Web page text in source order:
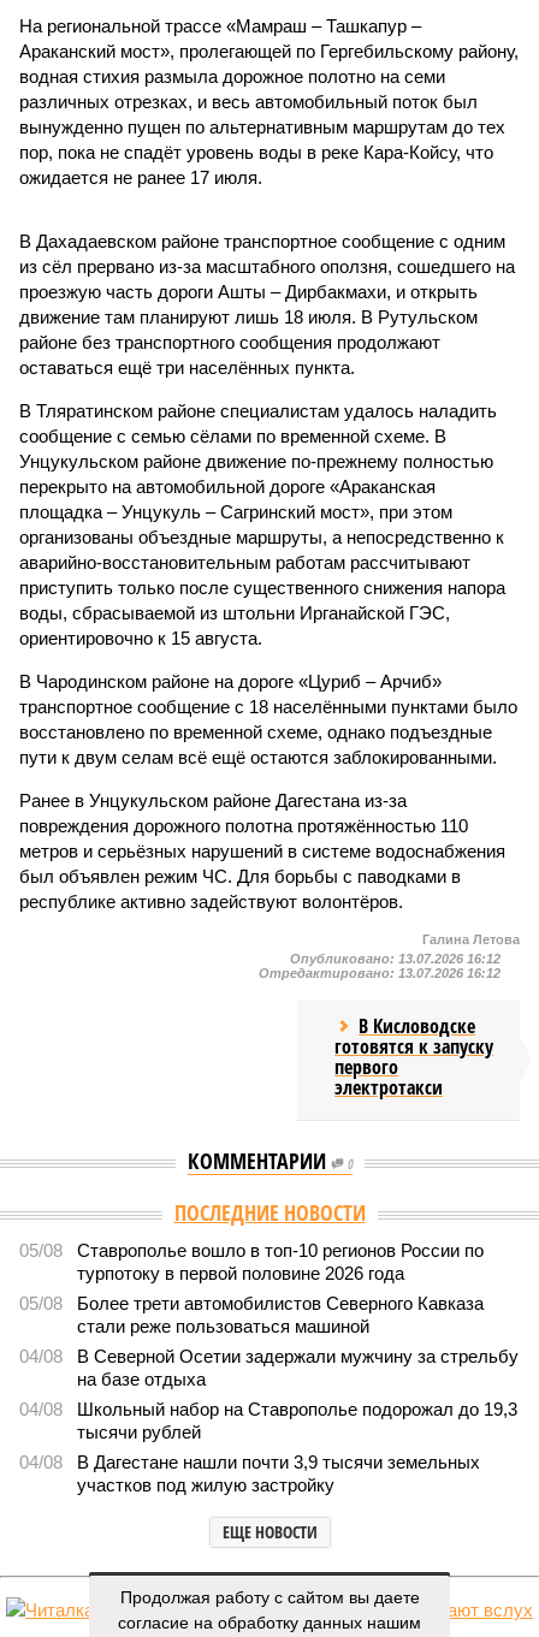
На региональной трассе «Мамраш – Ташкапур –
Араканский мост», пролегающей по Гергебильскому району,
водная стихия размыла дорожное полотно на семи
различных отрезках, и весь автомобильный поток был
вынужденно пущен по альтернативным маршрутам до тех
пор, пока не спадёт уровень воды в реке Кара-Койсу, что
ожидается не ранее 17 июля.
В Дахадаевском районе транспортное сообщение с одним
из сёл прервано из-за масштабного оползня, сошедшего на
проезжую часть дороги Ашты – Дирбакмахи, и открыть
движение там планируют лишь 18 июля. В Рутульском
районе без транспортного сообщения продолжают
оставаться ещё три населённых пункта.
В Тляратинском районе специалистам удалось наладить
сообщение с семью сёлами по временной схеме. В
Унцукульском районе движение по-прежнему полностью
перекрыто на автомобильной дороге «Араканская
площадка – Унцукуль – Сагринский мост», при этом
организованы объездные маршруты, а непосредственно к
аварийно-восстановительным работам рассчитывают
приступить только после существенного снижения напора
воды, сбрасываемой из штольни Ирганайской ГЭС,
ориентировочно к 15 августа.
В Чародинском районе на дороге «Цуриб – Арчиб»
транспортное сообщение с 18 населёнными пунктами было
восстановлено по временной схеме, однако подъездные
пути к двум селам всё ещё остаются заблокированными.
Ранее в Унцукульском районе Дагестана из-за
повреждения дорожного полотна протяжённостью 110
метров и серьёзных нарушений в системе водоснабжения
был объявлен режим ЧС. Для борьбы с паводками в
республике активно задействуют волонтёров.
Галина Летова
Опубликовано: 13.07.2026 16:12
Отредактировано: 13.07.2026 16:12
В Кисловодске
готовятся к запуску
первого
электротакси
КОММЕНТАРИИ 0
ПОСЛЕДНИЕ НОВОСТИ
05/08
Ставрополье вошло в топ-10 регионов России по
турпотоку в первой половине 2026 года
05/08
Более трети автомобилистов Северного Кавказа
стали реже пользоваться машиной
04/08
В Северной Осетии задержали мужчину за стрельбу
на базе отдыха
04/08
Школьный набор на Ставрополье подорожал до 19,3
тысячи рублей
04/08
В Дагестане нашли почти 3,9 тысячи земельных
участков под жилую застройку
ЕЩЕ НОВОСТИ
Продолжая работу с сайтом вы даете
согласие на обработку данных нашим